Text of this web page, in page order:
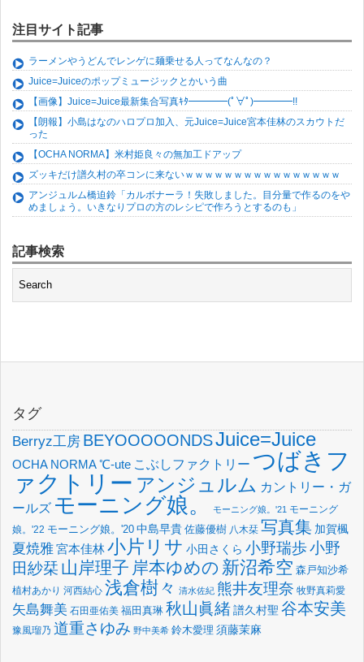
注目サイト記事
ラーメンやうどんでレンゲに麺乗せる人ってなんなの？
Juice=Juiceのポップミュージックとかいう曲
【画像】Juice=Juice最新集合写真ｷﾀ━━━━(ﾟ∀ﾟ)━━━━!!
【朗報】小島はなのハロプロ加入、元Juice=Juice宮本佳林のスカウトだ
った
【OCHA NORMA】米村姫良々の無加工ドアップ
ズッキだけ譜久村の卒コンに来ないｗｗｗｗｗｗｗｗｗｗｗｗｗｗｗｗ
アンジュルム橋迫鈴「カルボナーラ！失敗しました。目分量で作るのをや
めましょう。いきなりプロの方のレシピで作ろうとするのも」
記事検索
タグ
Berryz工房 BEYOOOOONDSJuice=Juice
OCHA NORMA℃-ute こぶしファクトリー つばきフ
ァクトリー アンジュルム カントリー・ガ
ールズ モーニング娘。 モーニング娘。'21 モーニング
娘。'22 モーニング娘。'20 中島早貴 佐藤優樹 八木栞 写真集 加賀楓
夏焼雅宮本佳林小片リサ 小田さくら 小野瑞歩小野
田紗栞 山岸理子 岸本ゆめの 新沼希空 森戸知沙希
植村あかり 河西結心 浅倉樹々 清水佐紀 熊井友理奈 牧野真莉愛
矢島舞美 石田亜佑美 福田真琳 秋山眞緒譜久村聖 谷本安美
豫風瑠乃 道重さゆみ 野中美希 鈴木愛理 須藤茉麻